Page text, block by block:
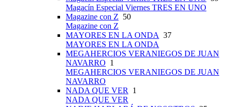
Magacín Especial Viernes TRES EN UNO
Magazine con Z 50
Magazine con Z
MAYORES EN LA ONDA 37
MAYORES EN LA ONDA
MEGAHERCIOS VERANIEGOS DE JUAN
NAVARRO 1
MEGAHERCIOS VERANIEGOS DE JUAN
NAVARRO
NADA QUE VER
1
NADA QUE VER